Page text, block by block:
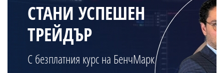
СТАНИ УСПЕШЕН
ТРЕЙДЪР
С безплатния курс на БенчМарк